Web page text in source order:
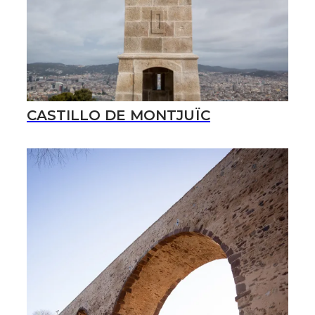
CASTILLO DE MONTJUÏC